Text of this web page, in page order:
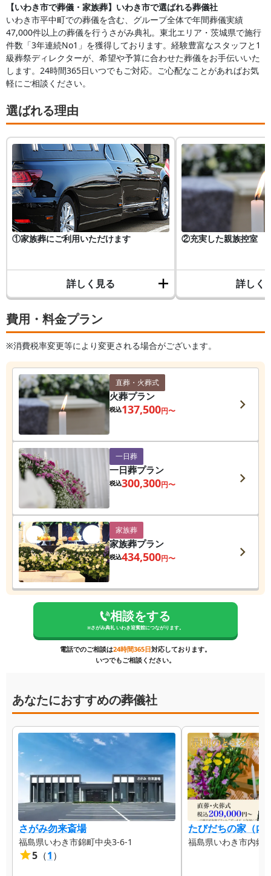
費用・料金プラン
※消費税率変更等により変更される場合がございます。
直葬・火葬式
火葬プラン
税込137,500円〜
一日葬
一日葬プラン
税込300,300円〜
家族葬
家族葬プラン
税込434,500円〜
相談をする
※さがみ典礼 いわき迎賓館につながります。
電話でのご相談は24時間365日対応しております。
いつでもご相談ください。
あなたにおすすめの葬儀社
さがみ勿来斎場
福島県いわき市錦町中央3-6-1
5 （1）
たびだちの家（内
福島県いわき市内郷
【いわき市で葬儀・家族葬】いわき市で選ばれる葬儀社
いわき市平中町での葬儀を含む、グループ全体で年間葬儀実績
47,000件以上の葬儀を行うさがみ典礼。東北エリア・茨城県で施行
件数「3年連続No1」を獲得しております。経験豊富なスタッフと1
級葬祭ディレクターが、希望や予算に合わせた葬儀をお手伝いいた
します。24時間365日いつでもご対応。ご心配なことがあればお気
軽にご相談ください。
選ばれる理由
①家族葬にご利用いただけます
詳しく見る
②充実した親族控室
詳しく